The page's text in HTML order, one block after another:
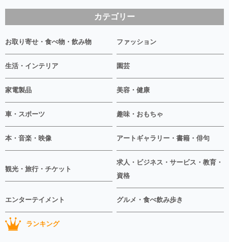
カテゴリー
お取り寄せ・食べ物・飲み物 ファッション
生活・インテリア 園芸
家電製品 美容・健康
車・スポーツ 趣味・おもちゃ
本・音楽・映像 アートギャラリー・書籍・俳句
観光・旅行・チケット
求人・ビジネス・サービス・教育・
資格
エンターテイメント グルメ・食べ飲み歩き
ランキング